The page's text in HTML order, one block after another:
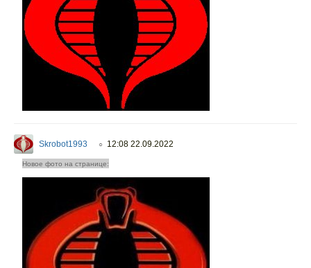
Skrobot1993 ○ 12:08 22.09.2022
Новое фото на странице: